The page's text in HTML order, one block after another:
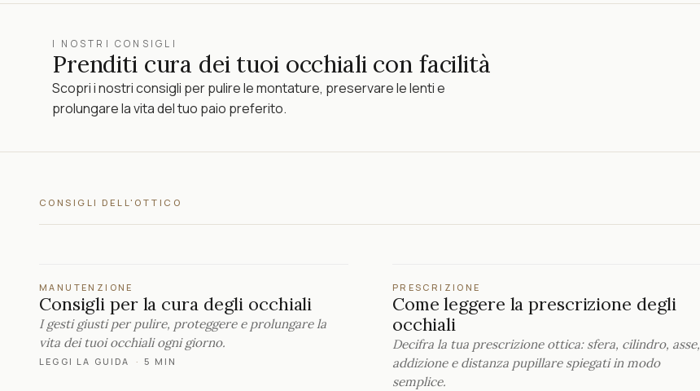
I NOSTRI CONSIGLI
Prenditi cura dei tuoi occhiali con facilità
Scopri i nostri consigli per pulire le montature, preservare le lenti e
prolungare la vita del tuo paio preferito.
CONSIGLI DELL'OTTICO
MANUTENZIONE
Consigli per la cura degli occhiali
I gesti giusti per pulire, proteggere e prolungare la
vita dei tuoi occhiali ogni giorno.
LEGGI LA GUIDA · 5 MIN
PRESCRIZIONE
Come leggere la prescrizione degli
occhiali
Decifra la tua prescrizione ottica: sfera, cilindro, asse,
addizione e distanza pupillare spiegati in modo
semplice.